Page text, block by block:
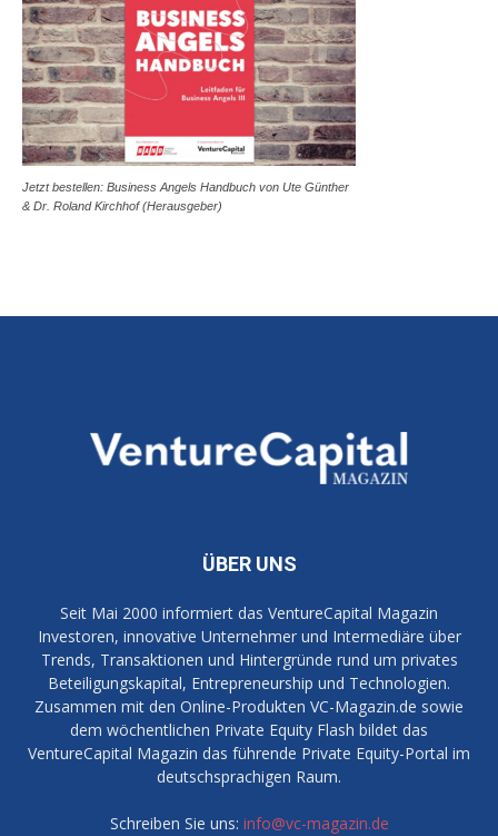
Jetzt bestellen: Business Angels Handbuch von Ute Günther
& Dr. Roland Kirchhof (Herausgeber)
ÜBER UNS
Seit Mai 2000 informiert das VentureCapital Magazin
Investoren, innovative Unternehmer und Intermediäre über
Trends, Transaktionen und Hintergründe rund um privates
Beteiligungskapital, Entrepreneurship und Technologien.
Zusammen mit den Online-Produkten VC-Magazin.de sowie
dem wöchentlichen Private Equity Flash bildet das
VentureCapital Magazin das führende Private Equity-Portal im
deutschsprachigen Raum.
Schreiben Sie uns: info@vc-magazin.de